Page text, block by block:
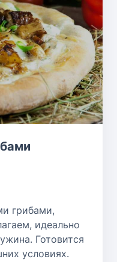
грибами,
идеально
Готовится
условиях.